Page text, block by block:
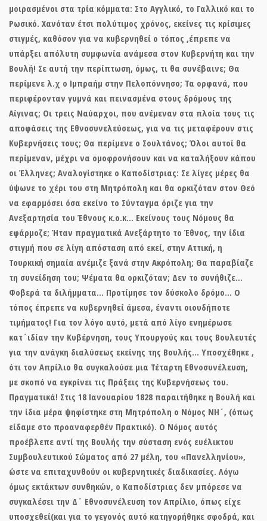
μοιρασμένοι στα τρία κόμματα: Στο Αγγλικό, το Γαλλικό και το
Ρωσικό. Χανόταν έτσι πολύτιμος χρόνος, εκείνες τις κρίσιμες
στιγμές, καθόσον για να κυβερνηθεί ο τόπος ,έπρεπε να
υπάρξει απόλυτη συμφωνία ανάμεσα στον Κυβερνήτη και την
Βουλή! Σε αυτή την περίπτωση, όμως, τι θα συνέβαινε; Θα
περίμενε λ.χ ο Ιμπραήμ στην Πελοπόννησο; Τα ορφανά, που
περιφέρονταν γυμνά και πεινασμένα στους δρόμους της
Αίγινας; Οι τρεις Ναύαρχοι, που ανέμεναν στα πλοία τους τις
αποφάσεις της Εθνοσυνελεύσεως, για να τις μεταφέρουν στις
Κυβερνήσεις τους; Θα περίμενε ο Σουλτάνος; Όλοι αυτοί θα
περίμεναν, μέχρι να ομοφρονήσουν και να καταλήξουν κάπου
οι Έλληνες; Αναλογίστηκε ο Καποδίστριας: Σε λίγες μέρες θα
ύψωνε το χέρι του στη Μητρόπολη και θα ορκιζόταν στον Θεό
να εφαρμόσει όσα εκείνο το Σύνταγμα όριζε για την
Ανεξαρτησία του Έθνους κ.ο.κ… Εκείνους τους Νόμους θα
εφάρμοζε; Ήταν πραγματικά Ανεξάρτητο το Έθνος, την ίδια
στιγμή που σε λίγη απόσταση από εκεί, στην Αττική, η
Τουρκική σημαία ανέμιζε ξανά στην Ακρόπολη; Θα παραβίαζε
τη συνείδηση του; Ψέματα θα ορκιζόταν; Δεν το συνήθιζε…
Φοβερά τα διλήμματα… Προτίμησε τον δύσκολο δρόμο… Ο
τόπος έπρεπε να κυβερνηθεί άμεσα, έναντι οιουδήποτε
τιμήματος! Για τον λόγο αυτό, μετά από λίγο ενημέρωσε
κατ΄ιδίαν την Κυβέρνηση, τους Υπουργούς και τους Βουλευτές
για την ανάγκη διαλύσεως εκείνης της Βουλής... Υποσχέθηκε ,
ότι τον Απρίλιο θα συγκαλούσε μια Τέταρτη Εθνοσυνέλευση,
με σκοπό να εγκρίνει τις Πράξεις της Κυβερνήσεως του.
Πραγματικά! Στις 18 Ιανουαρίου 1828 παραιτήθηκε η Βουλή και
την ίδια μέρα ψηφίστηκε στη Μητρόπολη ο Νόμος ΝΗ΄, (όπως
είδαμε στο προαναφερθέν Πρακτικό). Ο Νόμος αυτός
προέβλεπε αντί της Βουλής την σύσταση ενός ευέλικτου
Συμβουλευτικού Σώματος από 27 μέλη, του «Πανελληνίου»,
ώστε να επιταχυνθούν οι κυβερνητικές διαδικασίες. Λόγω
όμως εκτάκτων συνθηκών, ο Καποδίστριας δεν μπόρεσε να
συγκαλέσει την Δ΄ Εθνοσυνέλευση τον Απρίλιο, όπως είχε
υποσχεθεί(και για το γεγονός αυτό κατηγορήθηκε σφοδρά, και